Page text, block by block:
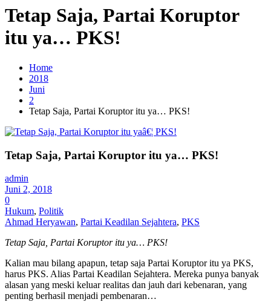
Tetap Saja, Partai Koruptor
itu ya… PKS!
Home
2018
Juni
2
Tetap Saja, Partai Koruptor itu ya… PKS!
Tetap Saja, Partai Koruptor itu ya… PKS!
admin
Juni 2, 2018
0
Hukum, Politik
Ahmad Heryawan, Partai Keadilan Sejahtera, PKS
Tetap Saja, Partai Koruptor itu ya… PKS!
Kalian mau bilang apapun, tetap saja Partai Koruptor itu ya PKS,
harus PKS. Alias Partai Keadilan Sejahtera. Mereka punya banyak
alasan yang meski keluar realitas dan jauh dari kebenaran, yang
penting berhasil menjadi pembenaran…